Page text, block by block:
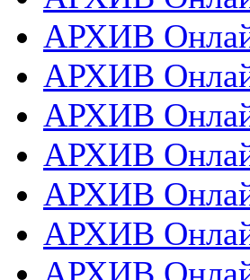
АРХИВ
АРХИВ
АРХИВ
АРХИВ
АРХИВ
АРХИВ